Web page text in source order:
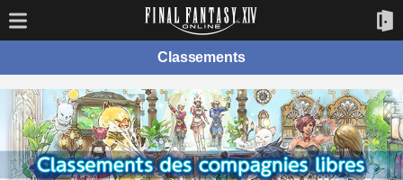
Classements